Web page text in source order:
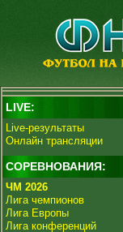
LIVE:
Live-результаты
Онлайн трансляции
СОРЕВНОВАНИЯ:
ЧМ 2026
Лига чемпионов
Лига Европы
Лига конференций